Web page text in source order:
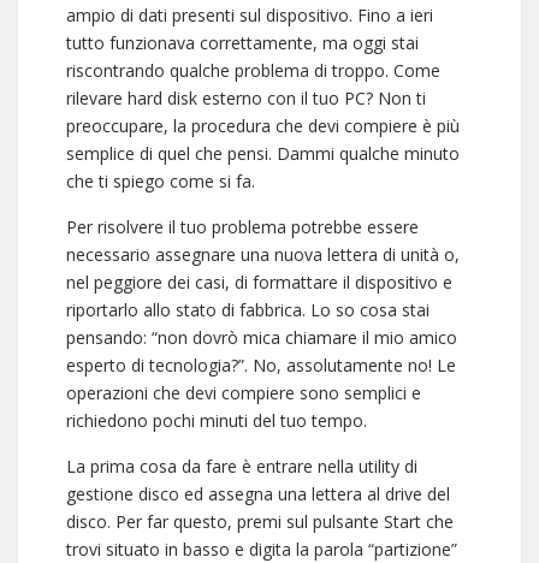
ampio di dati presenti sul dispositivo. Fino a ieri
tutto funzionava correttamente, ma oggi stai
riscontrando qualche problema di troppo. Come
rilevare hard disk esterno con il tuo PC? Non ti
preoccupare, la procedura che devi compiere è più
semplice di quel che pensi. Dammi qualche minuto
che ti spiego come si fa.
Per risolvere il tuo problema potrebbe essere
necessario assegnare una nuova lettera di unità o,
nel peggiore dei casi, di formattare il dispositivo e
riportarlo allo stato di fabbrica. Lo so cosa stai
pensando: “non dovrò mica chiamare il mio amico
esperto di tecnologia?”. No, assolutamente no! Le
operazioni che devi compiere sono semplici e
richiedono pochi minuti del tuo tempo.
La prima cosa da fare è entrare nella utility di
gestione disco ed assegna una lettera al drive del
disco. Per far questo, premi sul pulsante Start che
trovi situato in basso e digita la parola “partizione”